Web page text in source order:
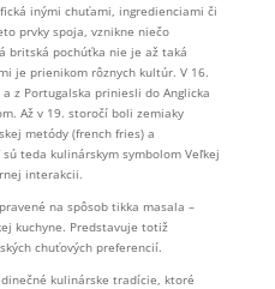
inými chuťami, ingredienciami či
prvky spoja, vznikne niečo
britská pochúťka nie je až taká
je prienikom rôznych kultúr. V 16.
z Portugalska priniesli do Anglicka
Až v 19. storočí boli zemiaky
metódy (french fries) a
sú teda kulinárskym symbolom Veľkej
interakcii.
na spôsob tikka masala –
kuchyne. Predstavuje totiž
chuťových preferencií.
kulinárske tradície, ktoré